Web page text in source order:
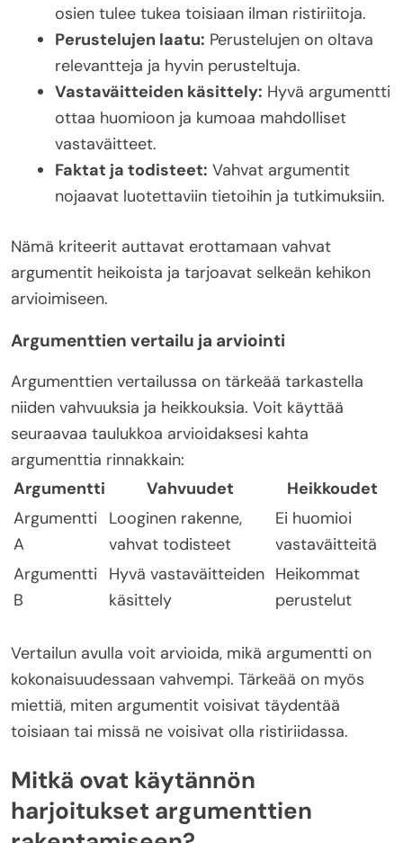
osien tulee tukea toisiaan ilman ristiriitoja.
Perustelujen laatu: Perustelujen on oltava
relevantteja ja hyvin perusteltuja.
Vastaväitteiden käsittely: Hyvä argumentti
ottaa huomioon ja kumoaa mahdolliset
vastaväitteet.
Faktat ja todisteet: Vahvat argumentit
nojaavat luotettaviin tietoihin ja tutkimuksiin.
Nämä kriteerit auttavat erottamaan vahvat
argumentit heikoista ja tarjoavat selkeän kehikon
arvioimiseen.
Argumenttien vertailu ja arviointi
Argumenttien vertailussa on tärkeää tarkastella
niiden vahvuuksia ja heikkouksia. Voit käyttää
seuraavaa taulukkoa arvioidaksesi kahta
argumenttia rinnakkain:
Argumentti
Vahvuudet
Heikkoudet
Argumentti
A
Looginen rakenne,
vahvat todisteet
Ei huomioi
vastaväitteitä
Argumentti
B
Hyvä vastaväitteiden
käsittely
Heikommat
perustelut
Vertailun avulla voit arvioida, mikä argumentti on
kokonaisuudessaan vahvempi. Tärkeää on myös
miettiä, miten argumentit voisivat täydentää
toisiaan tai missä ne voisivat olla ristiriidassa.
Mitkä ovat käytännön
harjoitukset argumenttien